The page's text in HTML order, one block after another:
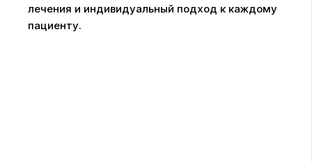
лечения и индивидуальный подход к каждому
пациенту.